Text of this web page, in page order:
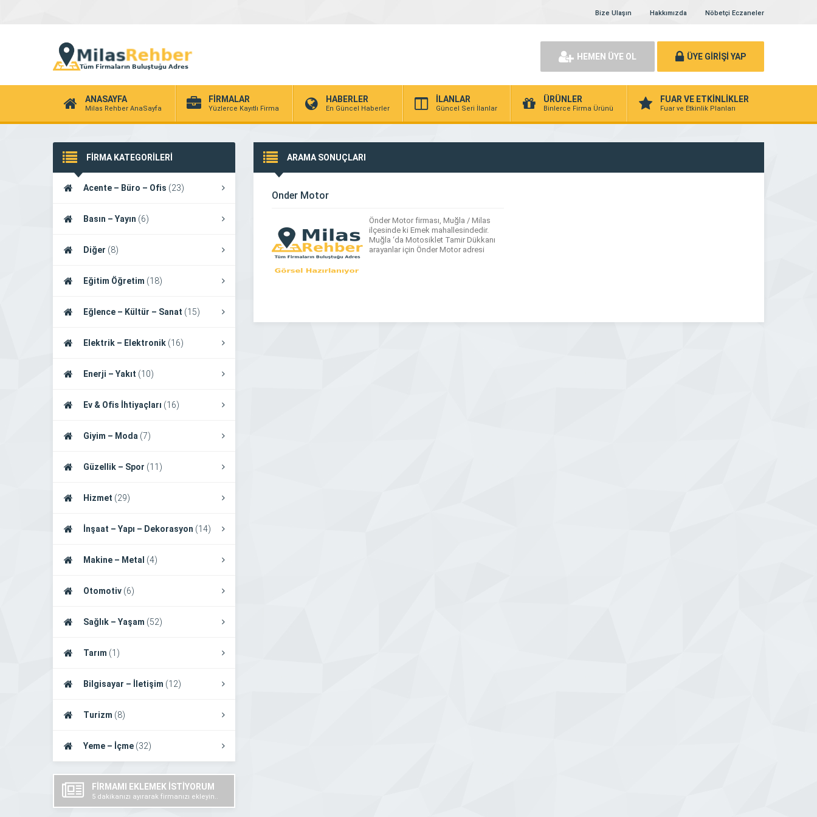
Bize Ulaşın Hakkımızda Nöbetçi Eczaneler
HEMEN ÜYE OL ÜYE GİRİŞİ YAP
ANASAYFA
Milas Rehber AnaSayfa
FİRMALAR
Yüzlerce Kayıtlı Firma
HABERLER
En Güncel Haberler
İLANLAR
Güncel Seri İlanlar
ÜRÜNLER
Binlerce Firma Ürünü
FUAR VE ETKİNLİKLER
Fuar ve Etkinlik Planları
FİRMA KATEGORİLERİ
Acente – Büro – Ofis (23)
Basın – Yayın (6)
Diğer (8)
Eğitim Öğretim (18)
Eğlence – Kültür – Sanat (15)
Elektrik – Elektronik (16)
Enerji – Yakıt (10)
Ev & Ofis İhtiyaçları (16)
Giyim – Moda (7)
Güzellik – Spor (11)
Hizmet (29)
İnşaat – Yapı – Dekorasyon (14)
Makine – Metal (4)
Otomotiv (6)
Sağlık – Yaşam (52)
Tarım (1)
Bilgisayar – İletişim (12)
Turizm (8)
Yeme – İçme (32)
FİRMAMI EKLEMEK İSTİYORUM
5 dakikanızı ayırarak firmanızı ekleyin..
ARAMA SONUÇLARI
Önder Motor
Önder Motor firması, Muğla / Milas
ilçesinde ki Emek mahallesindedir.
Muğla ‘da Motosiklet Tamir Dükkanı
arayanlar için Önder Motor adresi